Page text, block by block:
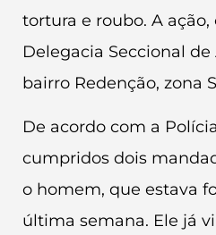
tortura e roubo. A
Delegacia Seccional
bairro Redenção, zona
De acordo com a
cumpridos dois
o homem, que estava
última semana. Ele já